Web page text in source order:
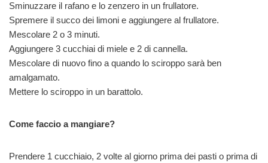
Sminuzzare il rafano e lo zenzero in un frullatore.
Spremere il succo dei limoni e aggiungere al frullatore.
Mescolare 2 o 3 minuti.
Aggiungere 3 cucchiai di miele e 2 di cannella.
Mescolare di nuovo fino a quando lo sciroppo sarà ben
amalgamato.
Mettere lo sciroppo in un barattolo.
Come faccio a mangiare?
Prendere 1 cucchiaio, 2 volte al giorno prima dei pasti o prima di